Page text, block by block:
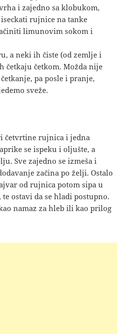
i zajedno sa klobukom,
rujnice na tanke
limunovim sokom i
a neki ih čiste (od zemlje i
četkaju četkom. Možda nije
pa posle i pranje,
sveže.
četvrtine rujnica i jedna
se ispeku i oljušte, a
Sve zajedno se izmeša i
začina po želji. Ostalo
od rujnica potom sipa u
ostavi da se hladi postupno.
namaz za hleb ili kao prilog